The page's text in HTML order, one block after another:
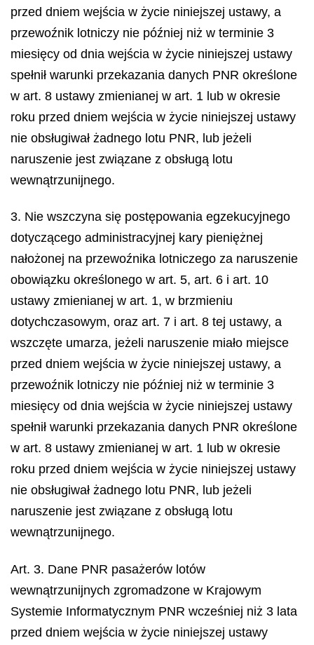
przed dniem wejścia w życie niniejszej ustawy, a
przewoźnik lotniczy nie później niż w terminie 3
miesięcy od dnia wejścia w życie niniejszej ustawy
spełnił warunki przekazania danych PNR określone
w art. 8 ustawy zmienianej w art. 1 lub w okresie
roku przed dniem wejścia w życie niniejszej ustawy
nie obsługiwał żadnego lotu PNR, lub jeżeli
naruszenie jest związane z obsługą lotu
wewnątrzunijnego.
3. Nie wszczyna się postępowania egzekucyjnego
dotyczącego administracyjnej kary pieniężnej
nałożonej na przewoźnika lotniczego za naruszenie
obowiązku określonego w art. 5, art. 6 i art. 10
ustawy zmienianej w art. 1, w brzmieniu
dotychczasowym, oraz art. 7 i art. 8 tej ustawy, a
wszczęte umarza, jeżeli naruszenie miało miejsce
przed dniem wejścia w życie niniejszej ustawy, a
przewoźnik lotniczy nie później niż w terminie 3
miesięcy od dnia wejścia w życie niniejszej ustawy
spełnił warunki przekazania danych PNR określone
w art. 8 ustawy zmienianej w art. 1 lub w okresie
roku przed dniem wejścia w życie niniejszej ustawy
nie obsługiwał żadnego lotu PNR, lub jeżeli
naruszenie jest związane z obsługą lotu
wewnątrzunijnego.
Art. 3. Dane PNR pasażerów lotów
wewnątrzunijnych zgromadzone w Krajowym
Systemie Informatycznym PNR wcześniej niż 3 lata
przed dniem wejścia w życie niniejszej ustawy